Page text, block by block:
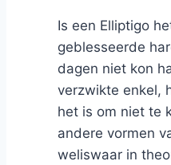
Is een Elliptigo
geblesseerde
dagen niet kon
verzwikte enkel,
het is om niet te
andere vormen
weliswaar in